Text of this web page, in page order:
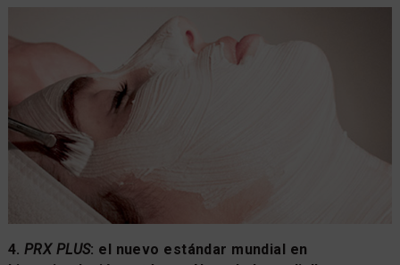
4. PRX PLUS: el nuevo estándar mundial en